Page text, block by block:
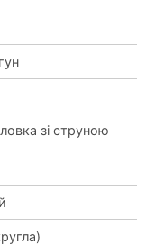
зі струною